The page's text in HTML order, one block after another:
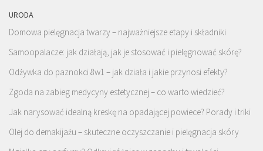
URODA
Domowa pielęgnacja twarzy – najważniejsze etapy i składniki
Samoopalacze: jak działają, jak je stosować i pielęgnować skórę?
Odżywka do paznokci 8w1 – jak działa i jakie przynosi efekty?
Zgoda na zabieg medycyny estetycznej – co warto wiedzieć?
Jak narysować idealną kreskę na opadającej powiece? Porady i triki
Olej do demakijażu – skuteczne oczyszczanie i pielęgnacja skóry